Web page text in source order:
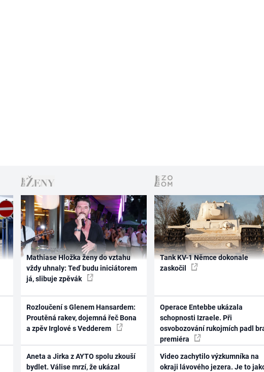
Mathiase Hložka ženy do vztahu
vždy uhnaly: Teď budu iniciátorem
já, slibuje zpěvák
Rozloučení s Glenem Hansardem:
Proutěná rakev, dojemná řeč Bona
a zpěv Irglové s Vedderem
Aneta a Jirka z AYTO spolu zkouší
bydlet. Válise mrzí, že ukázal
Tank KV-1 Němce dokonale
zaskočil
Operace Entebbe ukázala
schopnosti Izraele. Při
osvobozování rukojmích padl
premiéra
Video zachytilo výzkumníka na
okraji lávového jezera. Je to